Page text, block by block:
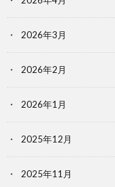
2026年3月
2026年2月
2026年1月
2025年12月
2025年11月